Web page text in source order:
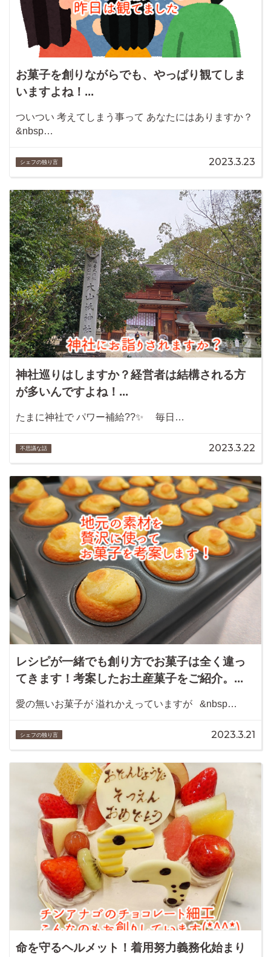
お菓子を創りながらでも、やっぱり観てしま
いますよね！...
ついつい 考えてしまう事って あなたにはありますか？
&nbsp…
シェフの独り言 2023.3.23
神社巡りはしますか？経営者は結構される方
が多いんですよね！...
たまに神社で パワー補給??✨ 毎日…
不思議な話 2023.3.22
レシピが一緒でも創り方でお菓子は全く違っ
てきます！考案したお土産菓子をご紹介。...
愛の無いお菓子が 溢れかえっていますが &nbsp…
シェフの独り言 2023.3.21
命を守るヘルメット！着用努力義務化始まり